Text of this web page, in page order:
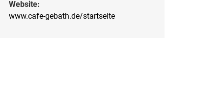
Website:
www.cafe-gebath.de/startseite